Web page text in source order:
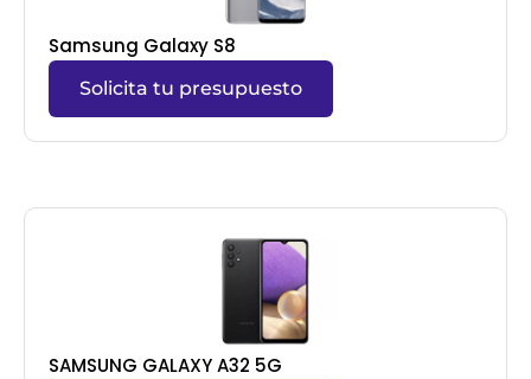
Samsung Galaxy S8
Solicita tu presupuesto
SAMSUNG GALAXY A32 5G